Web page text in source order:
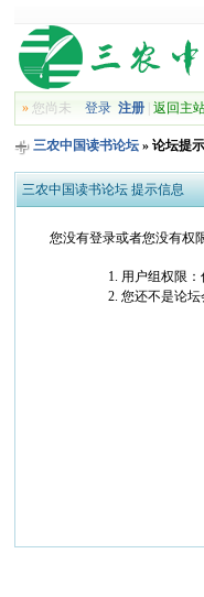
» 您尚未登录 注册 |返回主
三农中国读书论坛 » 论坛提示
三农中国读书论坛 提示信息
您没有登录或者您没有权
用户组权限
您还不是论